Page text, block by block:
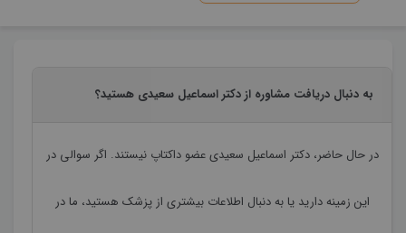
به دنبال دریافت مشاوره از دکتر اسماعیل سعیدی هستید؟
در حال حاضر،دکتر اسماعیل سعیدیعضو داکتاپ نیستند. اگر سوالی در
این زمینه دارید یا به دنبال اطلاعات بیشتری از پزشک هستید، ما در